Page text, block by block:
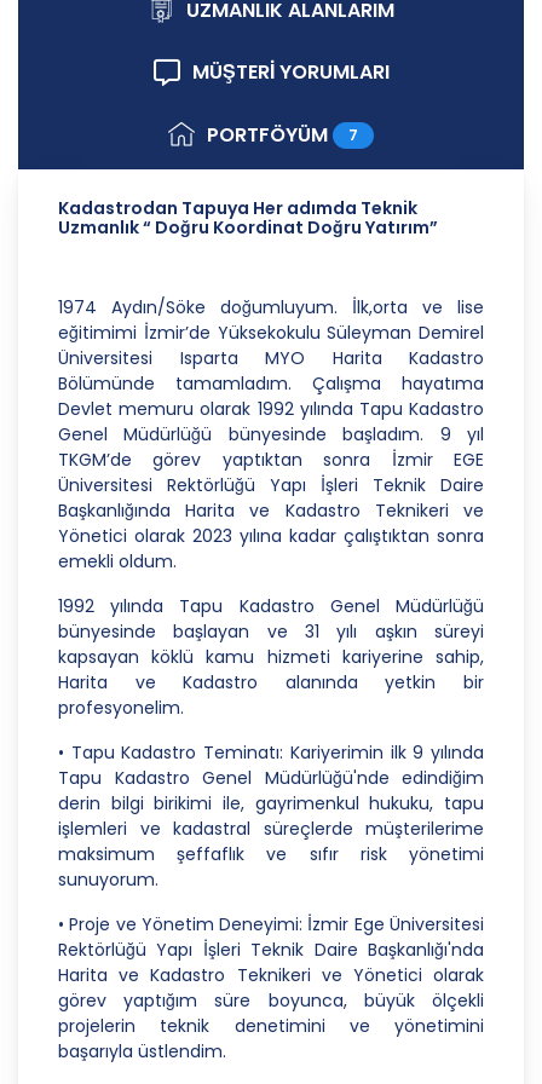
Veri İşleme Faaliyetlerinde Bulunma
CB Gayrimenkul Franchising Pazarlama ve
Danışmanlık Hizmetleri A.Ş.; kişisel verilerin
işlenmesi faaliyetleri kapsamında hukuka ve
yükümlüdür. Bu kapsamda, orantılılık gereklilikleri
dikkate alınacakve kişisel verileri işleme amacı
2. Kişisel Verilerin Doğru ve Gerektiğinde
Güncel Olmasını Sağlama
CB Gayrimenkul Franchising Pazarlama ve
Danışmanlık Hizmetleri A.Ş.; kişisel veri sahiplerinin
temel haklarını ve kendi meşru menfaatlerini
dikkate alarak işlediği kişisel verilerin doğru ve
güncel olmasını sağlamakla ve bu doğrultuda
gerekli tedbirleri almak için gerekli sistemleri
kurmakla yükümlüdür.
CB Gayrimenkul Franchising Pazarlama ve
Danışmanlık Hizmetleri A.Ş.; kişisel verilerin hangi
amaçla işleneceğini belirlemekle ve bu amaçları
kişisel veriler işlenmeden önce veri sahiplerinin
belirtilen meşru ve hukuka uygun amaçlar
dışında işlenmeyecektir..
4. İşlendikleri Amaçla Bağlantılı, Sınırlı ve Ölçülü
Olma
CB Gayrimenkul Franchising Pazarlama ve
Danışmanlık Hizmetleri A.Ş.; kişisel verileri
belirlenen amaçların gerçekleştirilmesine elverişli
bir biçimde işleyecek ve amacın
gerçekleştirilmesi ile ilgili olmayan veya ihtiyaç
duyulmayan kişisel verilerin işlenmesinden
kaçınacaktır.
UZMANLIK ALANLARIM
MÜŞTERİ YORUMLARI
PORTFÖYÜM 7
Kadastrodan Tapuya Her adımda Teknik
Uzmanlık “ Doğru Koordinat Doğru Yatırım”
1974 Aydın/Söke doğumluyum. İlk,orta ve lise
eğitimimi İzmir’de Yüksekokulu Süleyman Demirel
Üniversitesi Isparta MYO Harita Kadastro
Bölümünde tamamladım. Çalışma hayatıma
Devlet memuru olarak 1992 yılında Tapu Kadastro
Genel Müdürlüğü bünyesinde başladım. 9 yıl
TKGM’de görev yaptıktan sonra İzmir EGE
Üniversitesi Rektörlüğü Yapı İşleri Teknik Daire
Başkanlığında Harita ve Kadastro Teknikeri ve
Yönetici olarak 2023 yılına kadar çalıştıktan sonra
emekli oldum.
1992 yılında Tapu Kadastro Genel Müdürlüğü
bünyesinde başlayan ve 31 yılı aşkın süreyi
kapsayan köklü kamu hizmeti kariyerine sahip,
Harita ve Kadastro alanında yetkin bir
profesyonelim.
• Tapu Kadastro Teminatı: Kariyerimin ilk 9 yılında
Tapu Kadastro Genel Müdürlüğü'nde edindiğim
derin bilgi birikimi ile, gayrimenkul hukuku, tapu
işlemleri ve kadastral süreçlerde müşterilerime
maksimum şeffaflık ve sıfır risk yönetimi
sunuyorum.
• Proje ve Yönetim Deneyimi: İzmir Ege Üniversitesi
Rektörlüğü Yapı İşleri Teknik Daire Başkanlığı'nda
Harita ve Kadastro Teknikeri ve Yönetici olarak
görev yaptığım süre boyunca, büyük ölçekli
projelerin teknik denetimini ve yönetimini
başarıyla üstlendim.